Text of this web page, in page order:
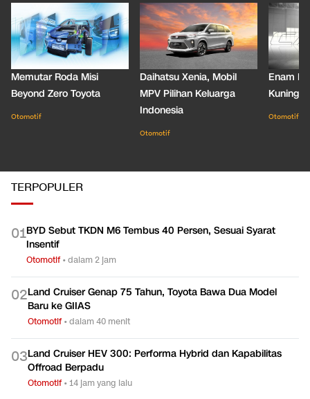
Memutar Roda Misi
Beyond Zero Toyota
Otomotif
Daihatsu Xenia, Mobil
MPV Pilihan Keluarga
Indonesia
Otomotif
Enam
Kuning
Otomotif
TERPOPULER
01BYD Sebut TKDN M6 Tembus 40 Persen, Sesuai Syarat
Insentif
Otomotif•dalam 2 jam
02Land Cruiser Genap 75 Tahun, Toyota Bawa Dua Model
Baru ke GIIAS
Otomotif•dalam 40 menit
03Land Cruiser HEV 300: Performa Hybrid dan Kapabilitas
Offroad Berpadu
Otomotif•14 jam yang lalu